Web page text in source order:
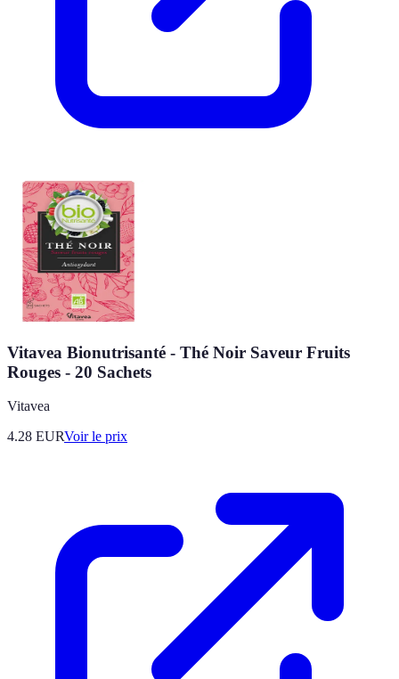
Vitavea Bionutrisanté - Thé Noir Saveur Fruits
Rouges - 20 Sachets
Vitavea
4.28 EURVoir le prix